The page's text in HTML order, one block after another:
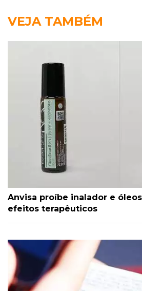
VEJA TAMBÉM
Anvisa proíbe inalador e
efeitos terapêuticos